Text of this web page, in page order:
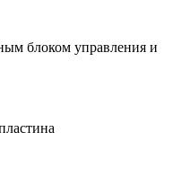
блоком управления и